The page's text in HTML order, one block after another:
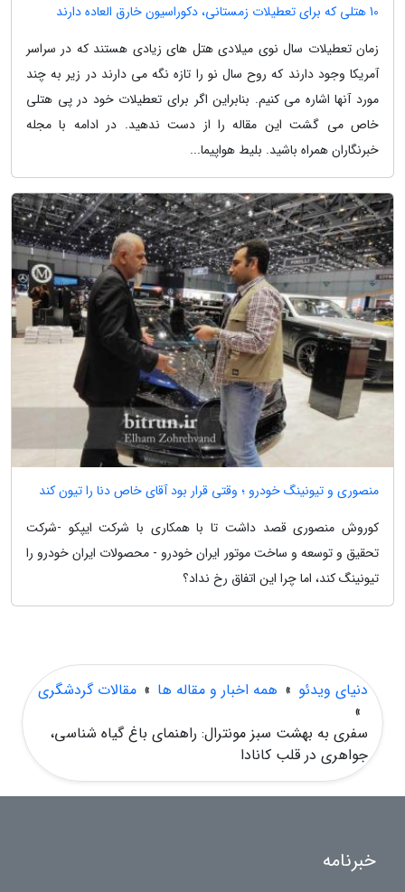
10 هتلی که برای تعطیلات زمستانی، دکوراسیون خارق العاده دارند
زمان تعطیلات سال نوی میلادی هتل های زیادی هستند که در سراسر
آمریکا وجود دارند که روح سال نو را تازه نگه می دارند در زیر به چند
مورد آنها اشاره می کنیم. بنابراین اگر برای تعطیلات خود در پی هتلی
خاص می گشت این مقاله را از دست ندهید. در ادامه با مجله
خبرنگاران همراه باشید. بلیط هواپیما...
منصوری و تیونینگ خودرو ؛ وقتی قرار بود آقای خاص دنا را تیون کند
کوروش منصوری قصد داشت تا با همکاری با شرکت ایپکو -شرکت
تحقیق و توسعه و ساخت موتور ایران خودرو - محصولات ایران خودرو را
تیونینگ کند، اما چرا این اتفاق رخ نداد؟
دنیای ویدئو » همه اخبار و مقاله ها » مقالات گردشگری
»
سفری به بهشت سبز مونترال: راهنمای باغ گیاه شناسی،
جواهری در قلب کانادا
خبرنامه